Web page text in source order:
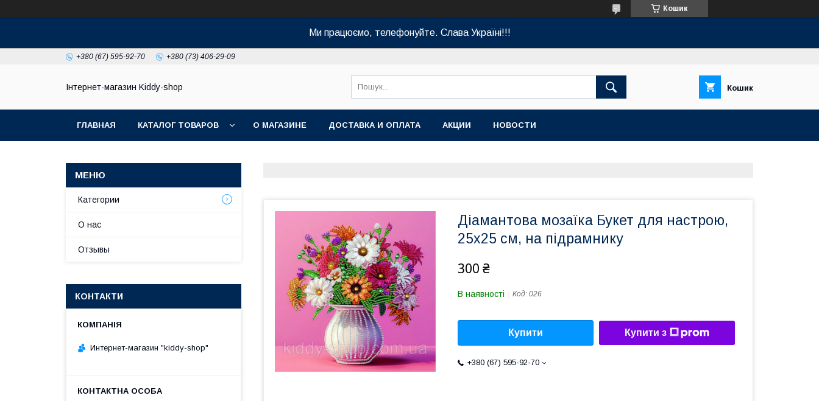
Кошик
Ми працюємо, телефонуйте. Слава Україні!!!
+380 (67) 595-92-70 +380 (73) 406-29-09
Інтернет-магазин Kiddy-shop Кошик
ГЛАВНАЯ КАТАЛОГ ТОВАРОВ О МАГАЗИНЕ ДОСТАВКА И ОПЛАТА АКЦИИ НОВОСТИ
Діамантова мозаїка Букет для настрою,
25х25 см, на підрамнику
300 ₴
В наявності Код: 026
Купити Купити з
+380 (67) 595-92-70
Категории
О нас
Отзывы
КОНТАКТИ
Интернет-магазин "kiddy-shop"